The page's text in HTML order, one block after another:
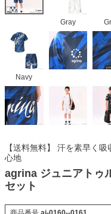
Gray
Navy
【送料無料】 汗を素早く
心地
agrina ジュニアトゥ
セット